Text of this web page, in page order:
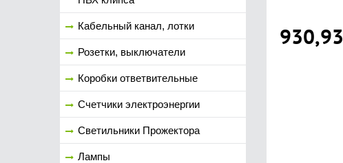
Кабельный канал, лотки
Розетки, выключатели
Коробки ответвительные
Счетчики электроэнергии
Светильники Прожектора
Лампы
930,93